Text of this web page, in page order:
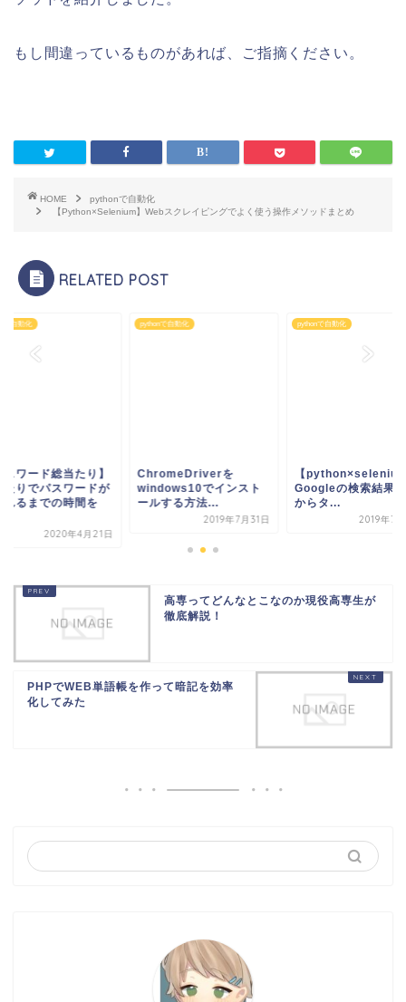
もし間違っているものがあれば、ご指摘ください。
HOME
pythonで自動化
【Python×Selenium】Webスクレイピングでよく使う操作メソッドまとめ
RELATED POST
で自動化
スワード総当たり】
たりでパスワードが
れるまでの時間を
2020年4月21日
pythonで自動化
ChromeDriverを
windows10でインスト
ールする方法...
2019年7月31日
pythonで自動化
【
Googleの検索結果
からタ...
2019年7
高専ってどんなとこなのか現役高専生が
徹底解説！
PHPでWEB単語帳を作って暗記を効率
化してみた